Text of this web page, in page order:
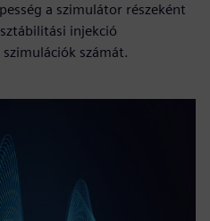
a szimulátor részeként
injekció
számát.